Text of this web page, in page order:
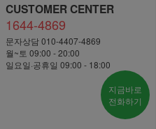
CUSTOMER CENTER
1644-4869
문자상담 010-4407-4869
월~토 09:00 - 20:00
일요일·공휴일 09:00 - 18:00
지금바로
전화하기